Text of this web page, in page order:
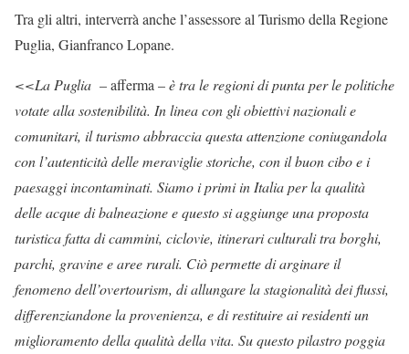
Tra gli altri, interverrà anche l’assessore al Turismo della Regione
Puglia, Gianfranco Lopane.
<<La Puglia – afferma –è tra le regioni di punta per le politiche
votate alla sostenibilità. In linea con gli obiettivi nazionali e
comunitari, il turismo abbraccia questa attenzione coniugandola
con l’autenticità delle meraviglie storiche, con il buon cibo e i
paesaggi incontaminati. Siamo i primi in Italia per la qualità
delle acque di balneazione e questo si aggiunge una proposta
turistica fatta di cammini, ciclovie, itinerari culturali tra borghi,
parchi, gravine e aree rurali. Ciò permette di arginare il
fenomeno dell’overtourism, di allungare la stagionalità dei flussi,
differenziandone la provenienza, e di restituire ai residenti un
miglioramento della qualità della vita. Su questo pilastro poggia